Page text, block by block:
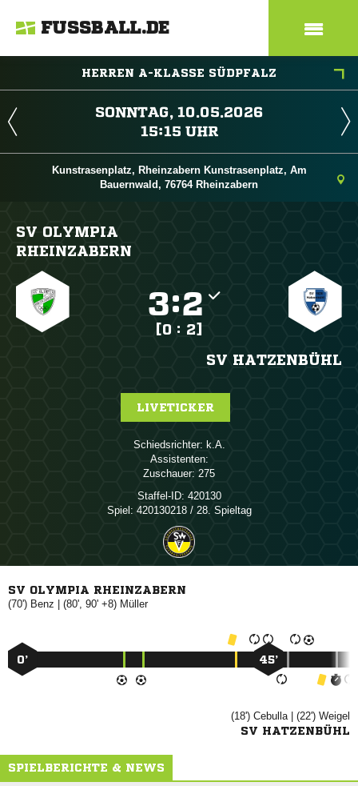
FUSSBALL.DE
HERREN A-KLASSE SÜDPFALZ
 
 
Kunstrasenplatz, Rheinzabern Kunstrasenplatz, Am
Bauernwald, 76764 Rheinzabern
SV OLYMPIA
RHEINZABERN
:
[0 : 2]
SV HATZENBÜHL
LIVETICKER
Schiedsrichter: 
Assistenten:
Zuschauer: 275
Staffel-ID: 420130
Spiel: 420130218 / 28. Spieltag
SV OLYMPIA RHEINZABERN
(70')  | (80', 90' +8) 
0’ 45’
(18') | (22') 
SV HATZENBÜHL
SPIELBERICHTE & NEWS